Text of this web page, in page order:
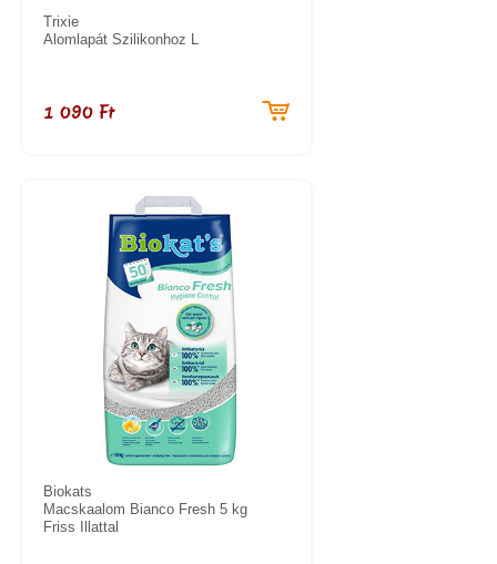
Trixie
Alomlapát Szilikonhoz L
1 090 Ft
Biokats
Macskaalom Bianco Fresh 5 kg
Friss Illattal